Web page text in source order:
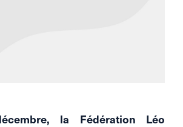
la Fédération Léo